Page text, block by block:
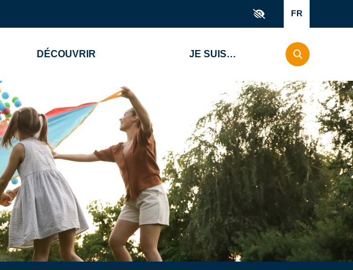
FR
DÉCOUVRIR JE SUIS…